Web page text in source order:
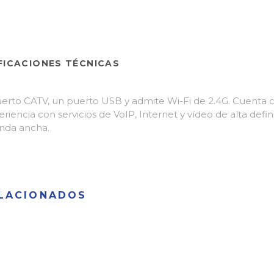
TÉCNICAS
CATV, un puerto USB y admite Wi-Fi de 2.4G. Cuenta
con servicios de VoIP, Internet y vídeo de alta
ancha.